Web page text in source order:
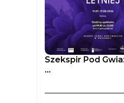
Szekspir Pod
...